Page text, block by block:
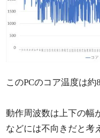
このPCのコア温度は
動作周波数は上下の幅
などには不向きだと考